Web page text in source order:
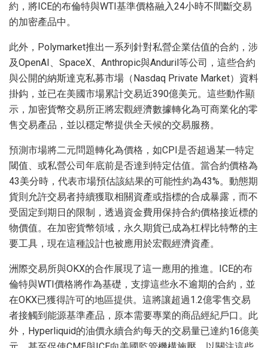
約，將ICE的布倫特與WTI基準價格融入24小時不間斷交易
的加密產品中。
此外，Polymarket推出一系列針對私營企業估值的合約，涉
及OpenAI、SpaceX、Anthropic與Anduril等公司，這些合約
與公開的納斯達克私募市場（Nasdaq Private Market）資料
掛鈎，並已在美國市場累計交易近390億美元。這些動作顯
示，加密貨幣交易所正將宏觀經濟數據轉化為可商業化的零
售交易產品，並以穩定幣提供全天候的交易服務。
預測市場將二元問題轉化為價格，如CPI是否超過某一特定
閾值、或私營公司年底前是否達到特定估值。當合約價格為
43美分時，代表市場預估該結果的可能性約為43%。動態期
貨則允許交易者持續獲取相關資產或指標的合成暴露，而不
受固定到期日的限制，透過資金費用保持合約價格接近標的
物價值。在加密貨幣領域，永久期貨已成為杠桿比特幣的主
要工具，現在這種設計也被應用於宏觀經濟資產。
洲際交易所與OKX的合作展現了這一應用的推進。ICE的布
倫特與WTI價格將作為基礎，支撐這些永不逾期的合約，並
在OKX已獲得許可的地區提供。這將讓超過1.2億零售交易
者接觸到能源基準產品，原本需要專業的商品經紀戶口。此
外，Hyperliquid的油價永續合約每天的交易量已達約16億美